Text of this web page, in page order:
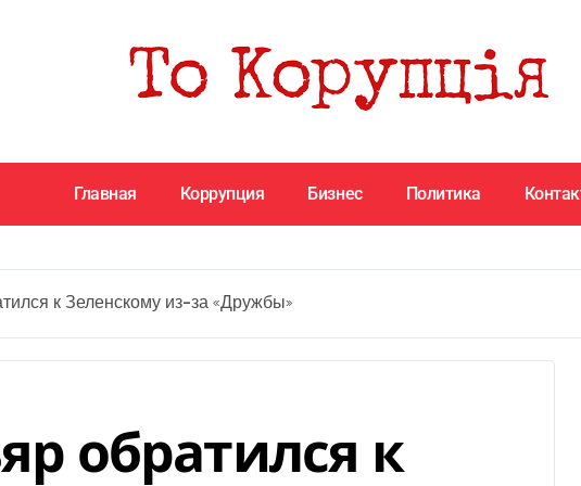
Главная Коррупция Бизнес Политика
к Зеленскому из-за «Дружбы»
обратился к